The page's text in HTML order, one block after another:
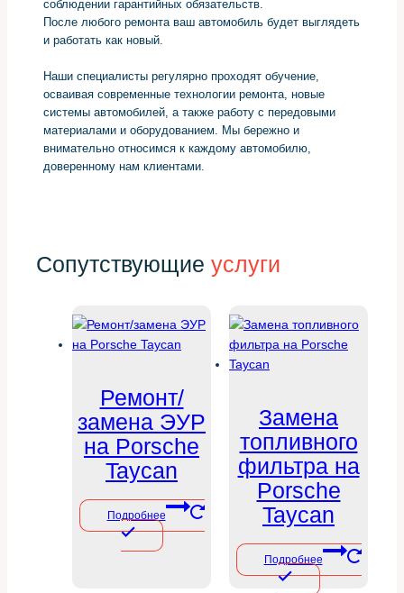
соблюдении гарантийных обязательств.
После любого ремонта ваш автомобиль будет выглядеть
и работать как новый.
Наши специалисты регулярно проходят обучение,
осваивая современные технологии ремонта, новые
системы автомобилей, а также работу с передовыми
материалами и оборудованием. Мы бережно и
внимательно относимся к каждому автомобилю,
доверенному нам клиентами.
Сопутствующие услуги
Ремонт/
замена ЭУР
на Porsche
Taycan
Подробнее
Замена
топливного
фильтра на
Porsche
Taycan
Подробнее